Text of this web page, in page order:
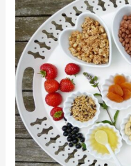
co
zwracać
uwagę
przy
wyborze
witaminy?